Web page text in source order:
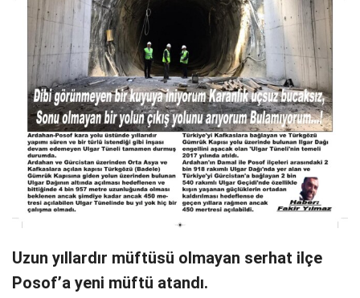
Uzun yıllardır müftüsü olmayan serhat ilçe
Posof’a yeni müftü atandı.